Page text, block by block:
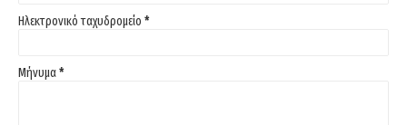
Ηλεκτρονικό ταχυδρομείο *
Μήνυμα*